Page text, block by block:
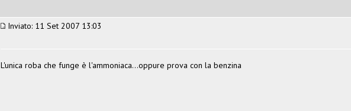
Inviato: 11 Set 2007 13:03
L'unica roba che funge è l'ammoniaca...oppure prova con la benzina